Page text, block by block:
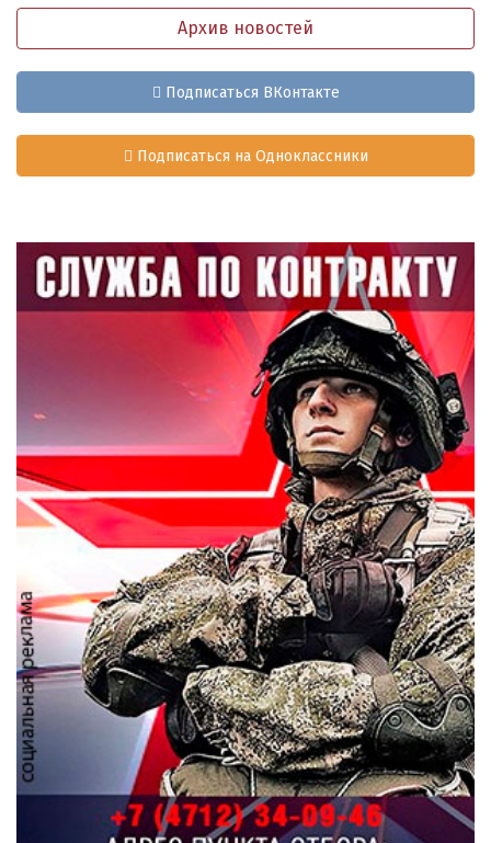
Архив новостей
Подписаться ВКонтакте
Подписаться на Одноклассники